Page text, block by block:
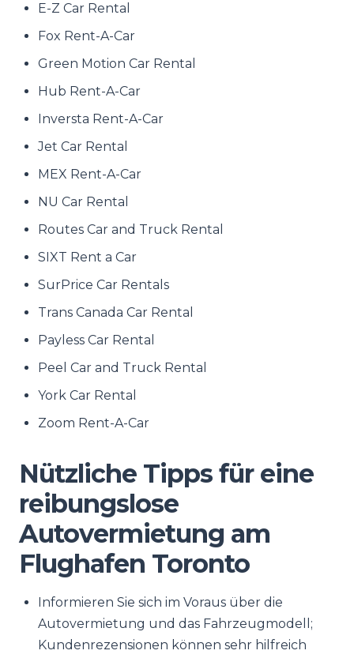
E-Z Car Rental
Fox Rent-A-Car
Green Motion Car Rental
Hub Rent-A-Car
Inversta Rent-A-Car
Jet Car Rental
MEX Rent-A-Car
NU Car Rental
Routes Car and Truck Rental
SIXT Rent a Car
SurPrice Car Rentals
Trans Canada Car Rental
Payless Car Rental
Peel Car and Truck Rental
York Car Rental
Zoom Rent-A-Car
Nützliche Tipps für eine
reibungslose
Autovermietung am
Flughafen Toronto
Informieren Sie sich im Voraus über die
Autovermietung und das Fahrzeugmodell;
Kundenrezensionen können sehr hilfreich